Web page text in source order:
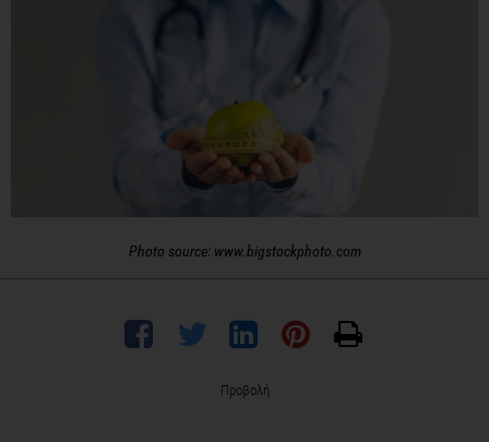
Photo source: www.bigstockphoto.com
Προβολή